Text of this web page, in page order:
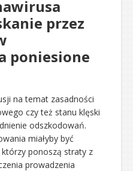
przez
poniesione
na temat zasadności
czy też stanu klęski
odszkodowań.
miałyby być
ponoszą straty z
prowadzenia